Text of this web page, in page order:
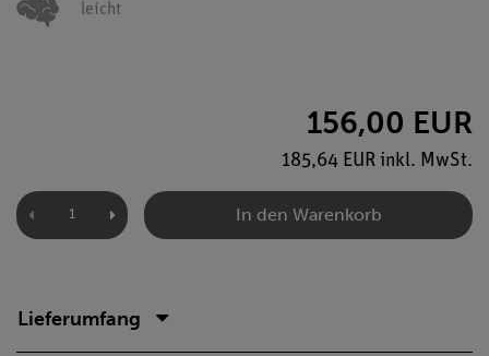
leicht
156,00 EUR
185,64 EUR inkl. MwSt.
In den Warenkorb
Lieferumfang